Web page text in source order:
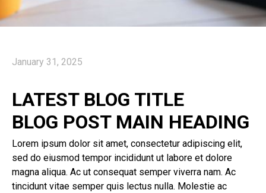
January 31, 2025
LATEST BLOG TITLE
BLOG POST MAIN HEADING
Lorem ipsum dolor sit amet, consectetur adipiscing elit,
sed do eiusmod tempor incididunt ut labore et dolore
magna aliqua. Ac ut consequat semper viverra nam. Ac
tincidunt vitae semper quis lectus nulla. Molestie ac